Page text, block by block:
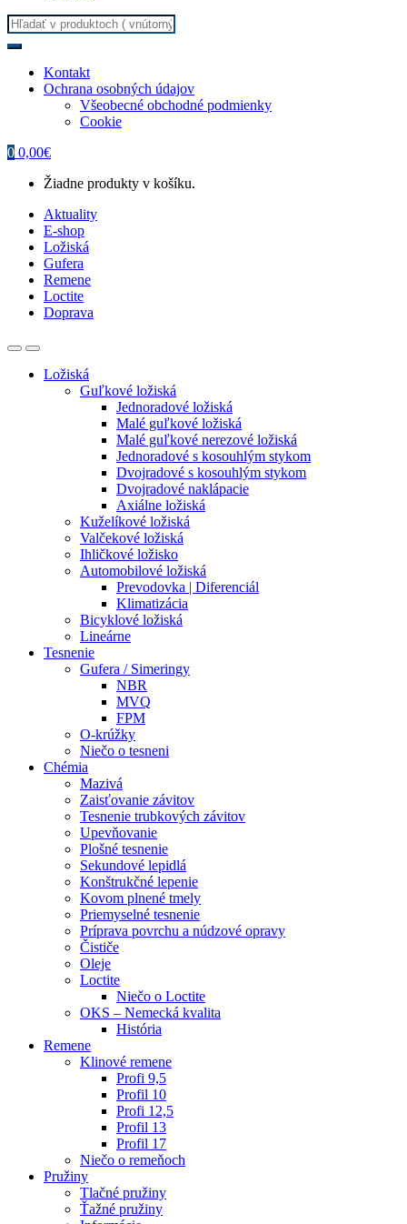
Search
for:
Kontakt
Ochrana osobných údajov
Všeobecné obchodné podmienky
Cookie
0 0,00€
Žiadne produkty v košíku.
Aktuality
E-shop
Ložiská
Gufera
Remene
Loctite
Doprava
Ložiská
Guľkové ložiská
Jednoradové ložiská
Malé guľkové ložiská
Malé guľkové nerezové ložiská
Jednoradové s kosouhlým stykom
Dvojradové s kosouhlým stykom
Dvojradové naklápacie
Axiálne ložiská
Kuželíkové ložiská
Valčekové ložiská
Ihličkové ložisko
Automobilové ložiská
Prevodovka | Diferenciál
Klimatizácia
Bicyklové ložiská
Lineárne
Tesnenie
Gufera / Simeringy
NBR
MVQ
FPM
O-krúžky
Niečo o tesneni
Chémia
Mazivá
Zaisťovanie závitov
Tesnenie trubkových závitov
Upevňovanie
Plošné tesnenie
Sekundové lepidlá
Konštrukčné lepenie
Kovom plnené tmely
Priemyselné tesnenie
Príprava povrchu a núdzové opravy
Čističe
Oleje
Loctite
Niečo o Loctite
OKS – Nemecká kvalita
História
Remene
Klinové remene
Profi 9,5
Profil 10
Profi 12,5
Profil 13
Profil 17
Niečo o remeňoch
Pružiny
Tlačné pružiny
Ťažné pružiny